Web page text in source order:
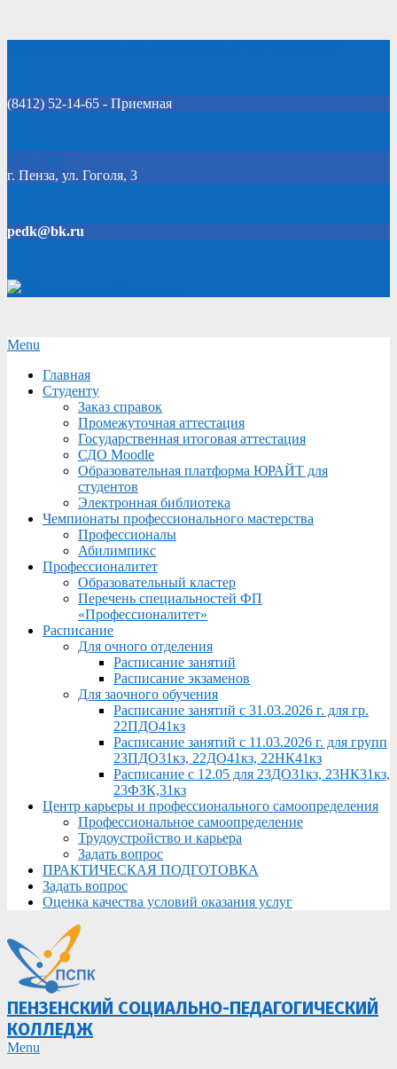
(8412) 52-14-65 - Приемная
Click Here
г. Пенза, ул. Гоголя, 3
pedk@bk.ru
Secondary
Menu
Menu
Главная
Студенту
Заказ справок
Промежуточная аттестация
Государственная итоговая аттестация
СДО Moodle
Образовательная платформа ЮРАЙТ для
студентов
Электронная библиотека
Чемпионаты профессионального мастерства
Профессионалы
Абилимпикс
Профессионалитет
Образовательный кластер
Перечень специальностей ФП
«Профессионалитет»
Расписание
Для очного отделения
Расписание занятий
Расписание экзаменов
Для заочного обучения
Расписание занятий с 31.03.2026 г. для гр.
22ПДО41кз
Расписание занятий с 11.03.2026 г. для групп
23ПДО31кз, 22ДО41кз, 22НК41кз
Расписание с 12.05 для 23ДО31кз, 23НК31кз,
23ФЗК,31кз
Центр карьеры и профессионального самоопределения
Профессиональное самоопределение
Трудоустройство и карьера
Задать вопрос
ПРАКТИЧЕСКАЯ ПОДГОТОВКА
Задать вопрос
Оценка качества условий оказания услуг
ПЕНЗЕНСКИЙ СОЦИАЛЬНО-ПЕДАГОГИЧЕСКИЙ
КОЛЛЕДЖ
Primary
Menu